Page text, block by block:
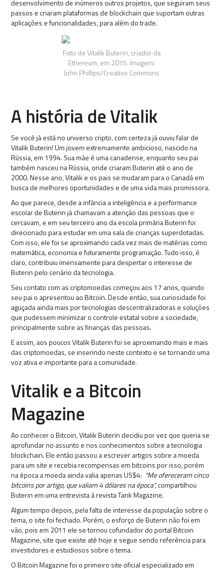
desenvolvimento de inúmeros outros projetos, que seguiram seus
passos e criaram plataformas de blockchain que suportam outras
aplicações e funcionalidades, para além do trade.
Foto de Vitalik Buterin, criador da
Ethereum, em 2015. Imagem:
John Phillips/Creative Commons
A história de Vitalik
Se você já está no universo cripto, com certeza já ouviu falar de
Vitalik Buterin! Um jovem extremamente ambicioso, nascido na
Rússia, em 1994. Sua mãe é uma canadense, enquanto seu pai
também nasceu na Rússia, onde criaram Buterin até o ano de
2000. Nesse ano, Vitalik e os pais se mudaram para o Canadá em
busca de melhores oportunidades e de uma vida mais promissora.
Ao que parece, desde a infância a inteligência e a performance
escolar de Buterin já chamavam a atenção das pessoas que o
cercavam, e em seu terceiro ano da escola primária Buterin foi
direcionado para estudar em uma sala de crianças superdotadas.
Com isso, ele foi se aproximando cada vez mais de matérias como
matemática, economia e futuramente programação. Tudo isso, é
claro, contribuiu imensamente para despertar o interesse de
Buterin pelo cenário da tecnologia.
Seu contato com as criptomoedas começou aos 17 anos, quando
seu pai o apresentou ao Bitcoin. Desde então, sua curiosidade foi
aguçada ainda mais por tecnologias descentralizadoras e soluções
que pudessem minimizar o controle estatal sobre a sociedade,
principalmente sobre as finanças das pessoas.
E assim, aos poucos Vitalik Buterin foi se aproximando mais e mais
das criptomoedas, se inserindo neste contexto e se tornando uma
voz ativa e importante para a comunidade.
Vitalik e a Bitcoin
Magazine
Ao conhecer o Bitcoin, Vitalik Buterin decidiu por vez que queria se
aprofundar no assunto e nos conhecimentos sobre a tecnologia
blockchain. Ele então passou a escrever artigos sobre a moeda
para um site e recebia recompensas em bitcoins por isso, porém
na época a moeda ainda valia apenas US$4: "Me ofereceram cinco
bitcoins por artigo, que valiam 4 dólares na época",compartilhou
Buterin em uma entrevista à revista Tank Magazine.
Algum tempo depois, pela falta de interesse da população sobre o
tema, o site foi fechado. Porém, o esforço de Buterin não foi em
vão, pois em 2011 ele se tornou cofundador do portal Bitcoin
Magazine, site que existe até hoje e segue sendo referência para
investidores e estudiosos sobre o tema.
O Bitcoin Magazine foi o primeiro site oficial especializado em